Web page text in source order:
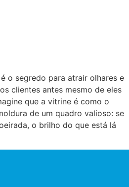
o segredo para atrair olhares e
clientes antes mesmo de eles
que a vitrine é como o
de um quadro valioso: se
o brilho do que está lá